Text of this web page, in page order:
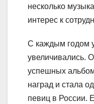
несколько
интерес к
С каждым годом
увеличивались.
успешных
наград и стала
певиц в России.